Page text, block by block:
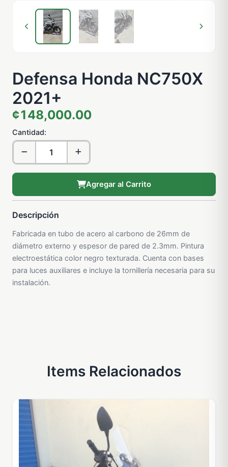
Defensa Honda NC750X
2021+
¢148,000.00
Cantidad:
Agregar al Carrito
Descripción
Fabricada en tubo de acero al carbono de 26mm de
diámetro externo y espesor de pared de 2.3mm. Pintura
electroestática color negro texturada. Cuenta con bases
para luces auxiliares e incluye la tornillería necesaria para su
instalación.
Items Relacionados